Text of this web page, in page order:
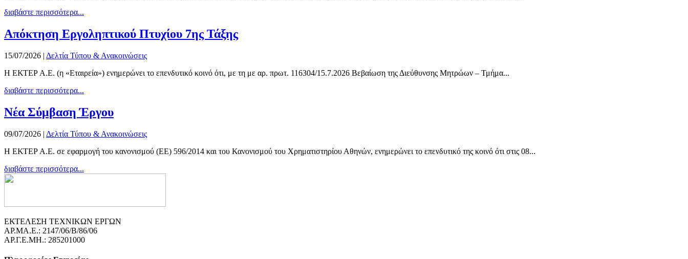
διαβάστε περισσότερα...
Απόκτηση Εργοληπτικού Πτυχίου 7ης Τάξης
15/07/2026 | Δελτία Τύπου & Ανακοινώσεις
Η ΕΚΤΕΡ Α.Ε. (η «Εταιρεία») ενημερώνει το επενδυτικό κοινό ότι, με τη με αρ. πρωτ. 116304/15.7.2026 Βεβαίωση της Διεύθυνσης Μητρώων – Τμήμα...
διαβάστε περισσότερα...
Νέα Σύμβαση Έργου
09/07/2026 | Δελτία Τύπου & Ανακοινώσεις
Η ΕΚΤΕΡ Α.Ε. σε εφαρμογή του κανονισμού (ΕΕ) 596/2014 και του Κανονισμού του Χρηματιστηρίου Αθηνών, ενημερώνει το επενδυτικό της κοινό ότι στις 08...
διαβάστε περισσότερα...
ΕΚΤΕΛΕΣΗ ΤΕΧΝΙΚΩΝ ΕΡΓΩΝ
ΑΡ.ΜΑ.Ε.: 2147/06/B/86/06
ΑΡ.Γ.Ε.ΜΗ.: 285201000